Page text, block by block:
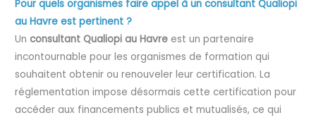
Pour quels organismes faire appel à un consultant Qualiopi
au Havre est pertinent ?
Unconsultant Qualiopi au Havre est un partenaire
incontournable pour les organismes de formation qui
souhaitent obtenir ou renouveler leur certification. La
réglementation impose désormais cette certification pour
accéder aux financements publics et mutualisés, ce qui